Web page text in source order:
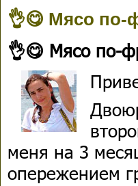
👌😋 Мясо по-
👌😋 Мясо по-
меня на 3
опережением